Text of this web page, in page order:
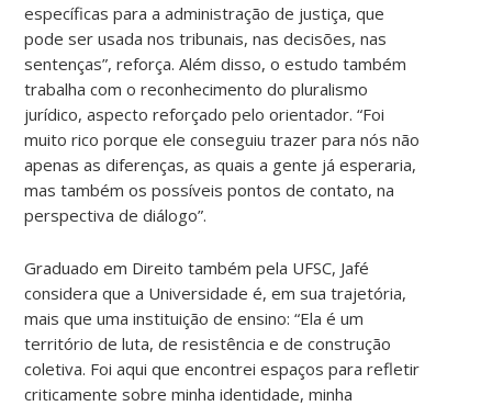
específicas para a administração de justiça, que
pode ser usada nos tribunais, nas decisões, nas
sentenças”, reforça. Além disso, o estudo também
trabalha com o reconhecimento do pluralismo
jurídico, aspecto reforçado pelo orientador. “Foi
muito rico porque ele conseguiu trazer para nós não
apenas as diferenças, as quais a gente já esperaria,
mas também os possíveis pontos de contato, na
perspectiva de diálogo”.
Graduado em Direito também pela UFSC, Jafé
considera que a Universidade é, em sua trajetória,
mais que uma instituição de ensino: “Ela é um
território de luta, de resistência e de construção
coletiva. Foi aqui que encontrei espaços para refletir
criticamente sobre minha identidade, minha